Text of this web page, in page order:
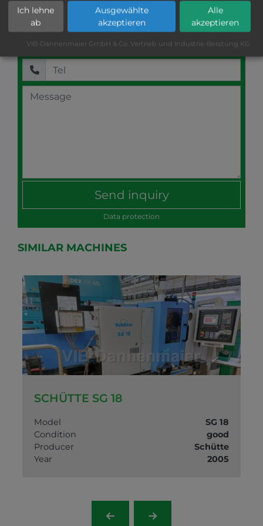
Ich lehne
ab
Ausgewählte
akzeptieren
Alle
akzeptieren
VIB-Dannenmaier GmbH & Co. Vertrieb und Industrie-Beratung KG
Data protection
SIMILAR MACHINES
SCHÜTTE SG 18
Model
SG 18
Condition
good
Producer
Schütte
Year
2005